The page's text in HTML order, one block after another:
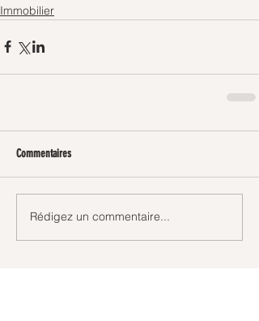
Immobilier
Commentaires
Rédigez un commentaire...